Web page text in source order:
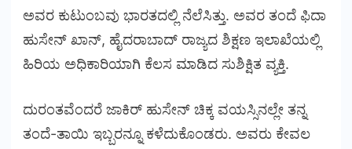
ಅವರ ಕುಟುಂಬವು ಭಾರತದಲ್ಲಿ ನೆಲೆಸಿತ್ತು. ಅವರ ತಂದೆ ಫಿದಾ
ಹುಸೇನ್ ಖಾನ್, ಹೈದರಾಬಾದ್ ರಾಜ್ಯದ ಶಿಕ್ಷಣ ಇಲಾಖೆಯಲ್ಲಿ
ಹಿರಿಯ ಅಧಿಕಾರಿಯಾಗಿ ಕೆಲಸ ಮಾಡಿದ ಸುಶಿಕ್ಷಿತ ವ್ಯಕ್ತಿ.
ದುರಂತವೆಂದರೆ ಜಾಕಿರ್ ಹುಸೇನ್ ಚಿಕ್ಕ ವಯಸ್ಸಿನಲ್ಲೇ ತನ್ನ
ತಂದೆ-ತಾಯಿ ಇಬ್ಬರನ್ನೂ ಕಳೆದುಕೊಂಡರು. ಅವರು ಕೇವಲ